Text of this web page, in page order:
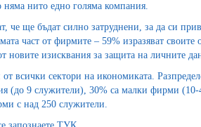
нито едно голяма компания.
че ще бъдат силно затруднени, за да си
част от фирмите – 59% изразяват
новите изисквания за защита на личните
всички сектори на икономиката.
(до 9 служители), 30% са малки фирми
с над 250 служители.